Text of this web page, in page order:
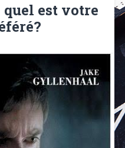
quel est votre